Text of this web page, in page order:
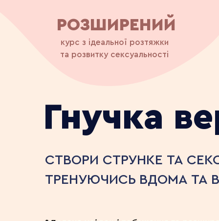
Гнучка
курс з ідеальної розтяжки
та розвитку сексуальності
РОЗШИРЕНИЙ
СТВОРИ СТРУНКЕ ТА
ТРЕНУЮЧИСЬ ВДОМА ТА